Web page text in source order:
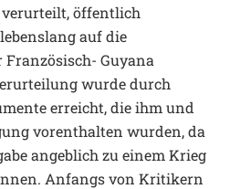
öffentlich
auf die
Guyana
wurde durch
erreicht, die ihm und
vorenthalten wurden, da
angeblich zu einem Krieg
Anfangs von Kritikern